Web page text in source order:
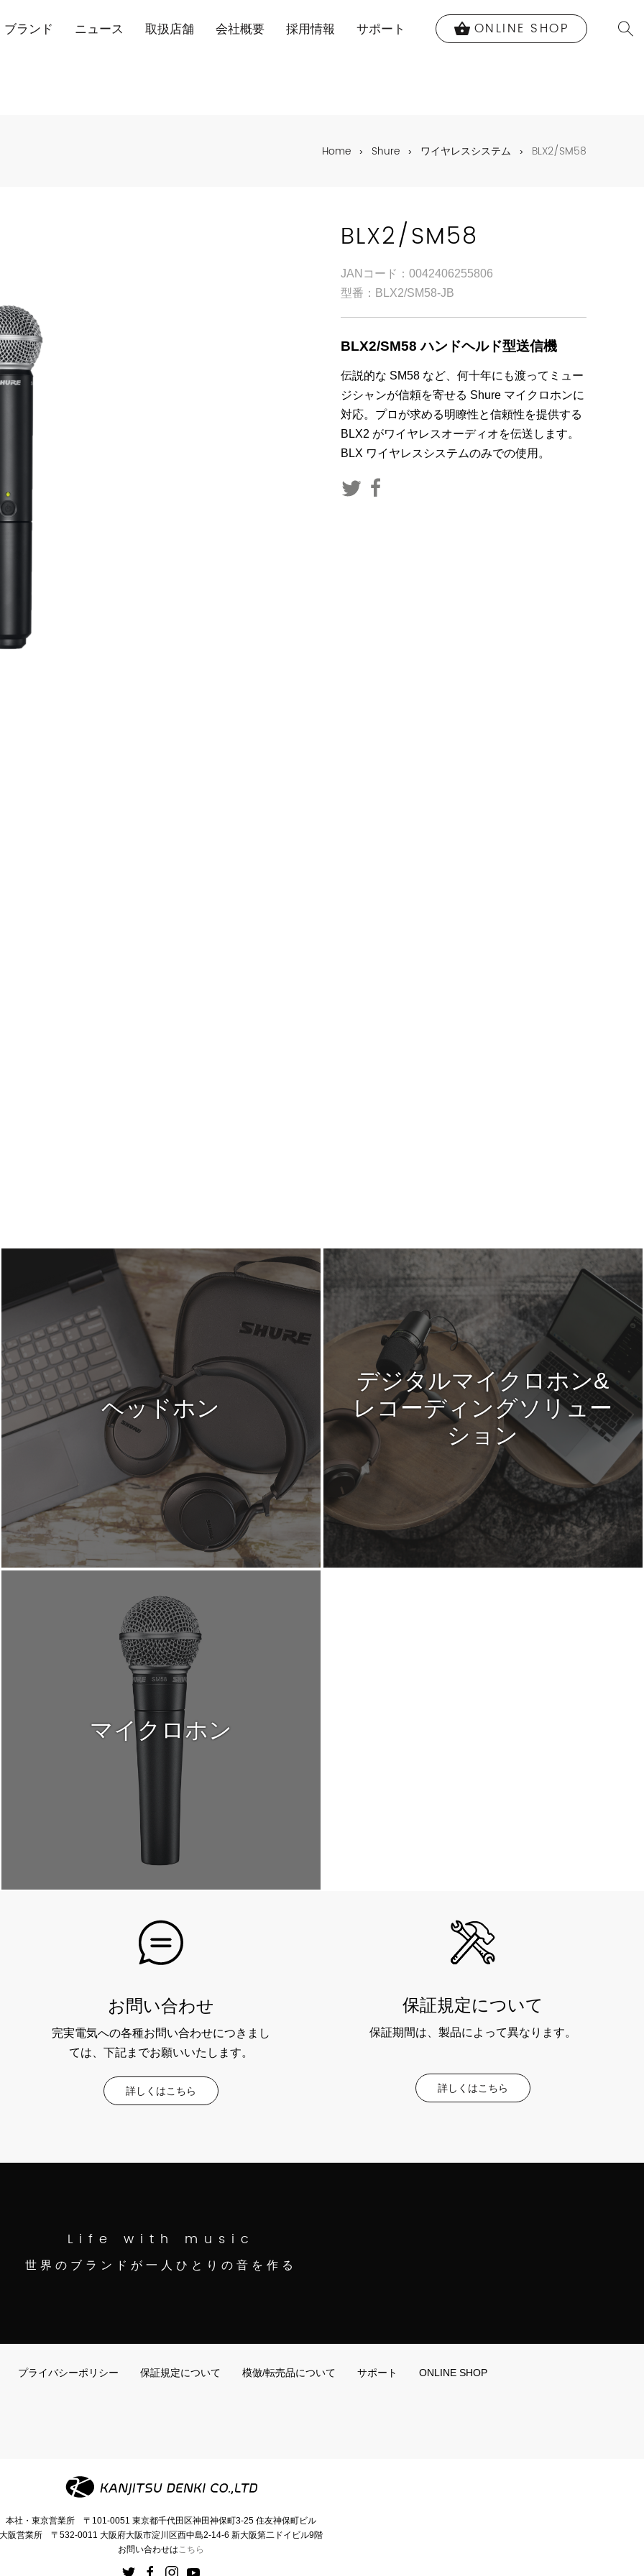
ブランド ニュース 取扱店舗 会社概要 採用情報 サポート shopping_basket ONLINE SHOP
Home Shure ワイヤレスシステム BLX2/SM58
BLX2/SM58
JANコード：0042406255806
型番：BLX2/SM58-JB
BLX2/SM58 ハンドヘルド型送信機
伝説的な SM58 など、何十年にも渡ってミュー
ジシャンが信頼を寄せる Shure マイクロホンに
対応。プロが求める明瞭性と信頼性を提供する
BLX2 がワイヤレスオーディオを伝送します。
BLX ワイヤレスシステムのみでの使用。
ヘッドホン
デジタルマイクロホン&
レコーディングソリュー
ション
マイクロホン
お問い合わせ
完実電気への各種お問い合わせにつきまし
ては、下記までお願いいたします。
詳しくはこちら
保証規定について
保証期間は、製品によって異なります。
詳しくはこちら
Life with music
世界のブランドが一人ひとりの音を作る
プライバシーポリシー 保証規定について 模倣/転売品について サポート ONLINE SHOP
本社・東京営業所 〒101-0051 東京都千代田区神田神保町3-25 住友神保町ビル
大阪営業所 〒532-0011 大阪府大阪市淀川区西中島2-14-6 新大阪第二ドイビル9階
お問い合わせは こちら